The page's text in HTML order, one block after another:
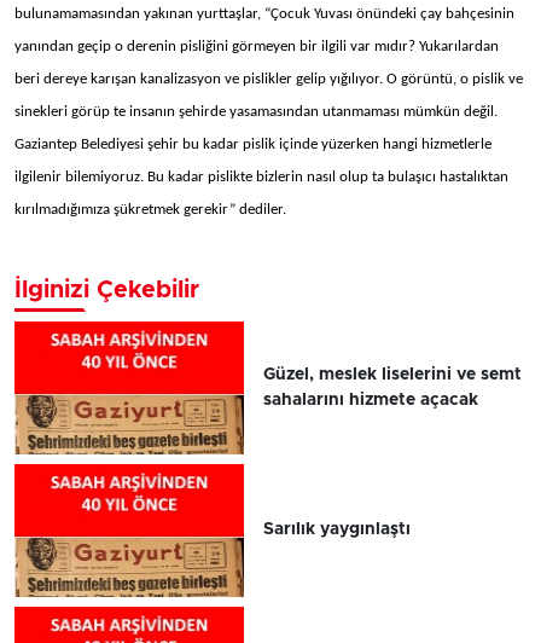
bulunamamasından yakınan yurttaşlar, “Çocuk Yuvası önündeki çay bahçesinin
yanından geçip o derenin pisliğini görmeyen bir ilgili var mıdır? Yukarılardan
beri dereye karışan kanalizasyon ve pislikler gelip yığılıyor. O görüntü, o pislik ve
sinekleri görüp te insanın şehirde yasamasından utanmaması mümkün değil.
Gaziantep Belediyesi şehir bu kadar pislik içinde yüzerken hangi hizmetlerle
ilgilenir bilemiyoruz. Bu kadar pislikte bizlerin nasıl olup ta bulaşıcı hastalıktan
kırılmadığımıza şükretmek gerekir” dediler.
İlginizi Çekebilir
Güzel, meslek liselerini ve semt
sahalarını hizmete açacak
Sarılık yaygınlaştı